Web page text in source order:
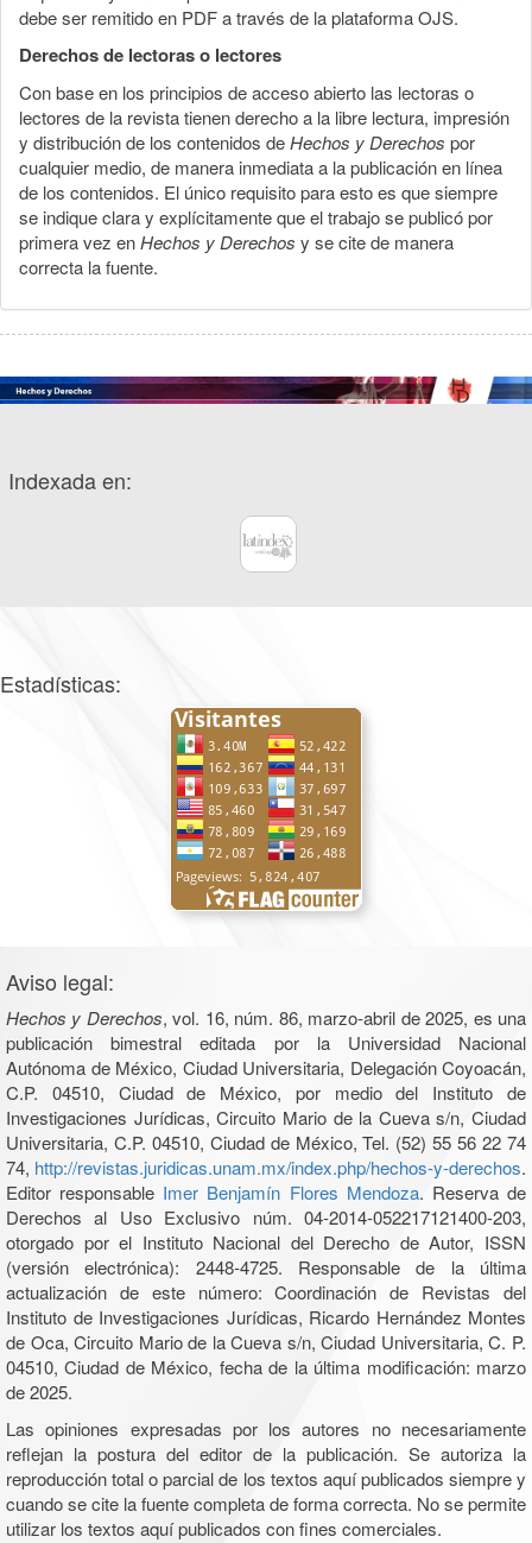
debe ser remitido en PDF a través de la plataforma OJS.
Derechos de lectoras o lectores
Con base en los principios de acceso abierto las lectoras o
lectores de la revista tienen derecho a la libre lectura, impresión
y distribución de los contenidos deHechos y Derechos por
cualquier medio, de manera inmediata a la publicación en línea
de los contenidos. El único requisito para esto es que siempre
se indique clara y explícitamente que el trabajo se publicó por
primera vez enHechos y Derechos y se cite de manera
correcta la fuente.
Indexada en:
Estadísticas:
Aviso legal:
Hechos y Derechos, vol. 16, núm. 86, marzo-abril de 2025, es una
publicación bimestral editada por la Universidad Nacional
Autónoma de México, Ciudad Universitaria, Delegación Coyoacán,
C.P. 04510, Ciudad de México, por medio del Instituto de
Investigaciones Jurídicas, Circuito Mario de la Cueva s/n, Ciudad
Universitaria, C.P. 04510, Ciudad de México, Tel. (52) 55 56 22 74
74, http://revistas.juridicas.unam.mx/index.php/hechos-y-derechos.
Editor responsable Imer Benjamín Flores Mendoza. Reserva de
Derechos al Uso Exclusivo núm. 04-2014-052217121400-203,
otorgado por el Instituto Nacional del Derecho de Autor, ISSN
(versión electrónica): 2448-4725. Responsable de la última
actualización de este número: Coordinación de Revistas del
Instituto de Investigaciones Jurídicas, Ricardo Hernández Montes
de Oca, Circuito Mario de la Cueva s/n, Ciudad Universitaria, C. P.
04510, Ciudad de México, fecha de la última modificación: marzo
de 2025.
Las opiniones expresadas por los autores no necesariamente
reflejan la postura del editor de la publicación. Se autoriza la
reproducción total o parcial de los textos aquí publicados siempre y
cuando se cite la fuente completa de forma correcta. No se permite
utilizar los textos aquí publicados con fines comerciales.